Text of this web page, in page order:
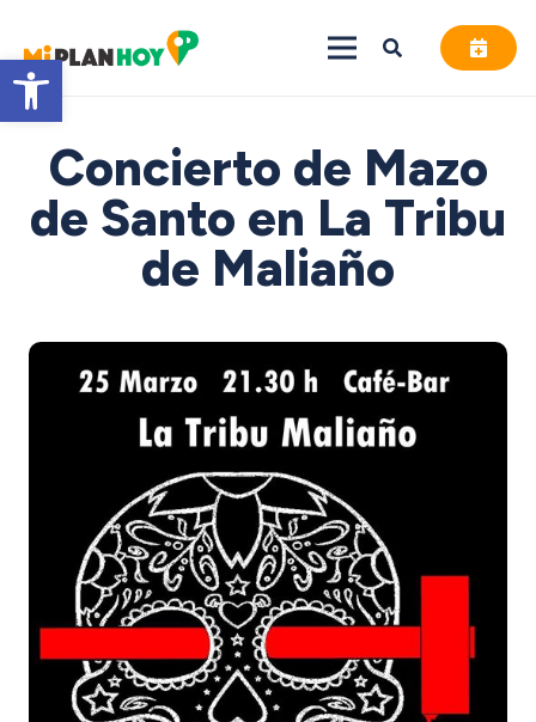
Abrir barra de herramientas
Concierto de Mazo
de Santo en La Tribu
de Maliaño